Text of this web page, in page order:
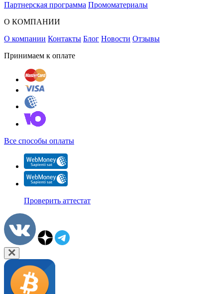
Партнерская программа Промоматериалы
О КОМПАНИИ
О компании Контакты Блог Новости Отзывы
Принимаем к оплате
Все способы оплаты
Проверить аттестат